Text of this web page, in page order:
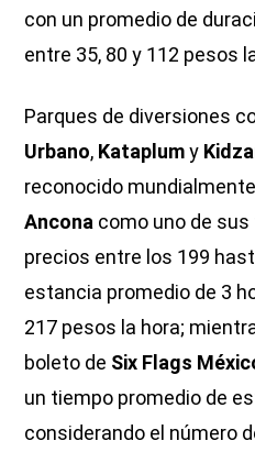
con un promedio de
entre 35, 80 y 112 pesos
Parques de diversiones
Urbano, Kataplumy
reconocido
Ancona como uno de
precios entre los 199
estancia promedio de 3
217 pesos la hora;
boleto de Six Flags
un tiempo promedio de
considerando el número